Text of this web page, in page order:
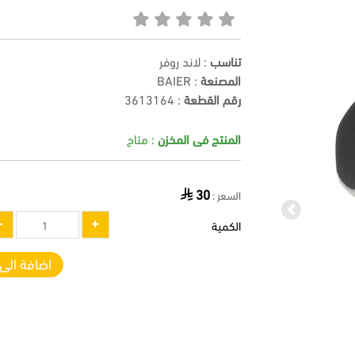
Previous
تناسب : لاند روفر
المصنعة : BAIER
رقم القطعة :
3613164
المنتج فى المخزن : متاح
السعر :30
الكمية
اضافة